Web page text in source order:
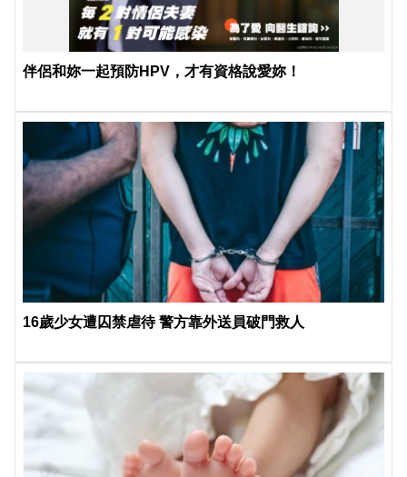
伴侶和妳一起預防HPV，才有資格說愛妳！
16歲少女遭囚禁虐待 警方靠外送員破門救人